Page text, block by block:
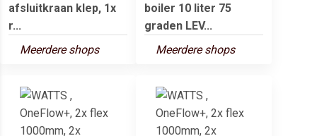
afsluitkraan klep, 1x
r...
Meerdere shops
boiler 10 liter 75
graden LEV...
Meerdere shops